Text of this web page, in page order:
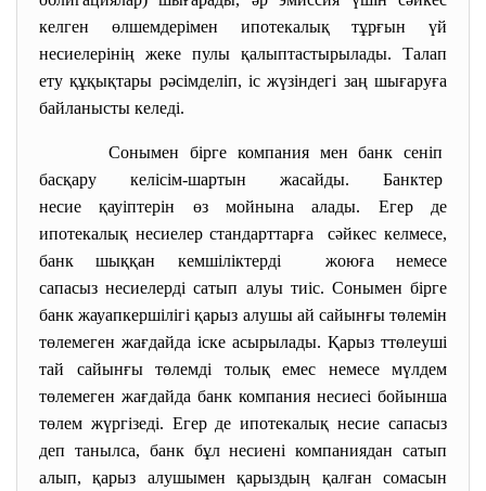
келген өлшемдерімен ипотекалық тұрғын үй
несиелерінің жеке пулы қалыптастырылады. Талап
ету құқықтары рәсімделіп, іс жүзіндегі заң шығаруға
байланысты келеді.
Сонымен бірге компания мен банк сеніп
басқару келісім-шартын жасайды. Банктер
несие қауіптерін өз мойнына алады. Егер де
ипотекалық несиелер стандарттарға сәйкес келмесе,
банк шыққан кемшіліктерді жоюға немесе
сапасыз несиелерді сатып алуы тиіс. Сонымен бірге
банк жауапкершілігі қарыз алушы ай сайынғы төлемін
төлемеген жағдайда іске асырылады. Қарыз ттөлеуші
тай сайынғы төлемді толық емес немесе мүлдем
төлемеген жағдайда банк компания несиесі бойынша
төлем жүргізеді. Егер де ипотекалық несие сапасыз
деп танылса, банк бұл несиені компаниядан сатып
алып, қарыз алушымен қарыздың қалған сомасын